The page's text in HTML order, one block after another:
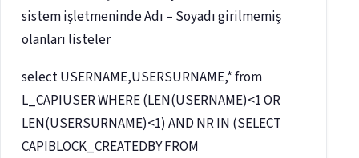
sistem işletmeninde Adı – Soyadı girilmemiş
olanları listeler
select USERNAME,USERSURNAME,* from
L_CAPIUSER WHERE (LEN(USERNAME)<1 OR
LEN(USERSURNAME)<1) AND NR IN (SELECT
CAPIBLOCK_CREATEDBY FROM